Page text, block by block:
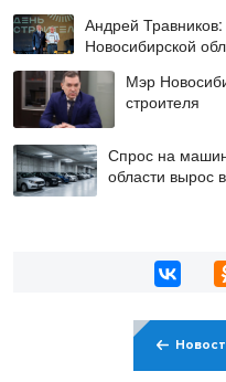
Андрей
Новосибирской
коллектив
Мэр
строителя
Спрос на
области вырос